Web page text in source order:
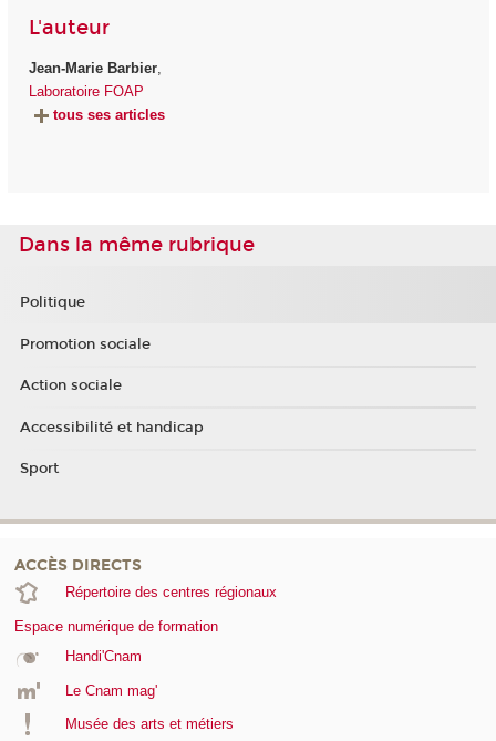
L'auteur
Jean-Marie Barbier,
Laboratoire FOAP
tous ses articles
Dans la même rubrique
Politique
Promotion sociale
Action sociale
Accessibilité et handicap
Sport
ACCÈS DIRECTS
Répertoire des centres régionaux
Espace numérique de formation
Handi'Cnam
Le Cnam mag'
Musée des arts et métiers